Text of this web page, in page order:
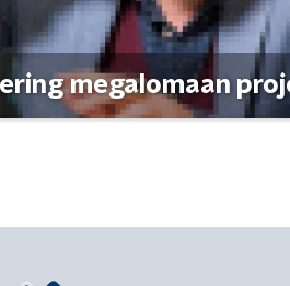
megalomaan